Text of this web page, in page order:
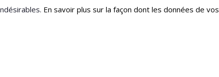
En savoir plus sur la façon dont les données de vos